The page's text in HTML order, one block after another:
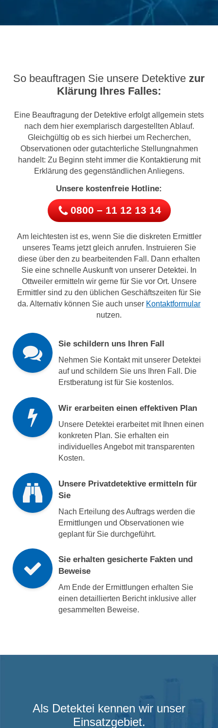
So beauftragen Sie unsere Detektive zur
Klärung Ihres Falles:
Eine Beauftragung der Detektive erfolgt allgemein stets
nach dem hier exemplarisch dargestellten Ablauf.
Gleichgültig ob es sich hierbei um Recherchen,
Observationen oder gutachterliche Stellungnahmen
handelt: Zu Beginn steht immer die Kontaktierung mit
Erklärung des gegenständlichen Anliegens.
Unsere kostenfreie Hotline:
0800 – 11 12 13 14
Am leichtesten ist es, wenn Sie die diskreten Ermittler
unseres Teams jetzt gleich anrufen. Instruieren Sie
diese über den zu bearbeitenden Fall. Dann erhalten
Sie eine schnelle Auskunft von unserer Detektei. In
Ottweiler ermitteln wir gerne für Sie vor Ort. Unsere
Ermittler sind zu den üblichen Geschäftszeiten für Sie
da. Alternativ können Sie auch unser Kontaktformular
nutzen.
Sie schildern uns Ihren Fall
Nehmen Sie Kontakt mit unserer Detektei
auf und schildern Sie uns Ihren Fall. Die
Erstberatung ist für Sie kostenlos.
Wir erarbeiten einen effektiven Plan
Unsere Detektei erarbeitet mit Ihnen einen
konkreten Plan. Sie erhalten ein
individuelles Angebot mit transparenten
Kosten.
Unsere Privatdetektive ermitteln für
Sie
Nach Erteilung des Auftrags werden die
Ermittlungen und Observationen wie
geplant für Sie durchgeführt.
Sie erhalten gesicherte Fakten und
Beweise
Am Ende der Ermittlungen erhalten Sie
einen detaillierten Bericht inklusive aller
gesammelten Beweise.
Als Detektei kennen wir unser
Einsatzgebiet.